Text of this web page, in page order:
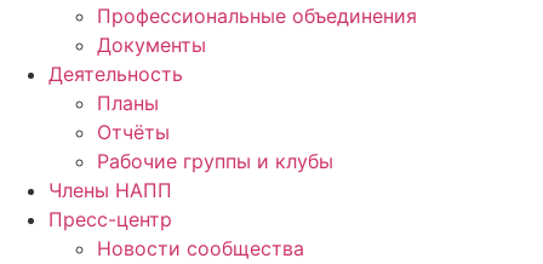
Профессиональные объединения
Документы
Деятельность
Планы
Отчёты
Рабочие группы и клубы
Члены НАПП
Пресс-центр
Новости сообщества